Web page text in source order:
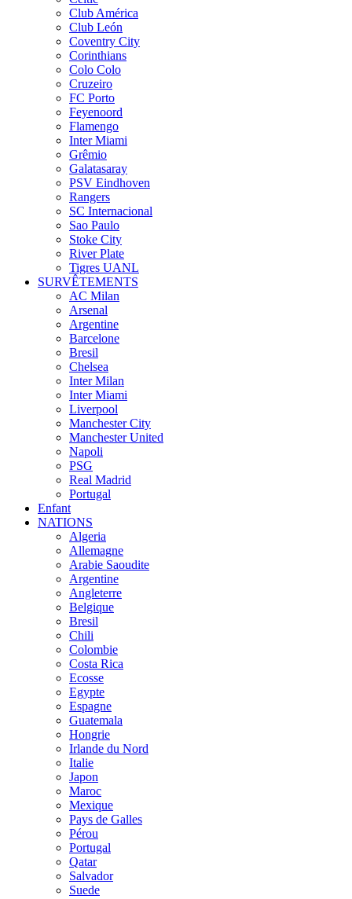
Club América
Club León
Coventry City
Corinthians
Colo Colo
Cruzeiro
FC Porto
Feyenoord
Flamengo
Inter Miami
Grêmio
Galatasaray
PSV Eindhoven
Rangers
SC Internacional
Sao Paulo
Stoke City
River Plate
Tigres UANL
SURVÊTEMENTS
AC Milan
Arsenal
Argentine
Barcelone
Bresil
Chelsea
Inter Milan
Inter Miami
Liverpool
Manchester City
Manchester United
Napoli
PSG
Real Madrid
Portugal
Enfant
NATIONS
Algeria
Allemagne
Arabie Saoudite
Argentine
Angleterre
Belgique
Bresil
Chili
Colombie
Costa Rica
Ecosse
Egypte
Espagne
Guatemala
Hongrie
Irlande du Nord
Italie
Japon
Maroc
Mexique
Pays de Galles
Pérou
Portugal
Qatar
Salvador
Suede